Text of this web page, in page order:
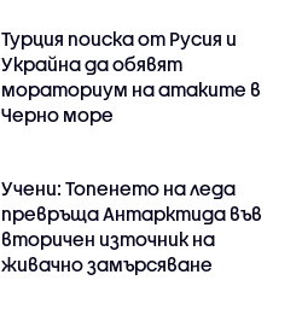
Турция поиска от Русия и
Украйна да обявят
мораториум на атаките в
Черно море
Учени: Топенето на леда
превръща Антарктида във
вторичен източник на
живачно замърсяване